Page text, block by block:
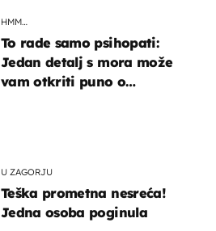
U ZAGORJU
Teška prometna nesreća!
Jedna osoba poginula
HMM…
To rade samo psihopati:
Jedan detalj s mora može
vam otkriti puno o